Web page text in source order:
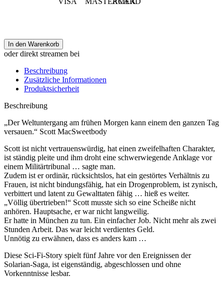
In den Warenkorb
oder direkt streamen bei
Beschreibung
Zusätzliche Informationen
Produktsicherheit
Beschreibung
„Der Weltuntergang am frühen Morgen kann einem den ganzen Tag
versauen.“ Scott MacSweetbody
Scott ist nicht vertrauenswürdig, hat einen zweifelhaften Charakter,
ist ständig pleite und ihm droht eine schwerwiegende Anklage vor
einem Militärtribunal … sagte man.
Zudem ist er ordinär, rücksichtslos, hat ein gestörtes Verhältnis zu
Frauen, ist nicht bindungsfähig, hat ein Drogenproblem, ist zynisch,
verbittert und latent zu Gewalttaten fähig … hieß es weiter.
„Völlig übertrieben!“ Scott musste sich so eine Scheiße nicht
anhören. Hauptsache, er war nicht langweilig.
Er hatte in München zu tun. Ein einfacher Job. Nicht mehr als zwei
Stunden Arbeit. Das war leicht verdientes Geld.
Unnötig zu erwähnen, dass es anders kam …
Diese Sci-Fi-Story spielt fünf Jahre vor den Ereignissen der
Solarian-Saga, ist eigenständig, abgeschlossen und ohne
Vorkenntnisse lesbar.